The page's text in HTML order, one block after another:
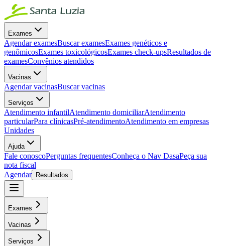
Exames
Agendar examesBuscar examesExames genéticos e
genômicosExames toxicológicosExames check-upsResultados de
examesConvênios atendidos
Vacinas
Agendar vacinasBuscar vacinas
Serviços
Atendimento infantilAtendimento domiciliarAtendimento
particularPara clínicasPré-atendimentoAtendimento em empresas
Unidades
Ajuda
Fale conoscoPerguntas frequentesConheça o Nav DasaPeça sua
nota fiscal
Agendar
Resultados
Exames
Vacinas
Serviços